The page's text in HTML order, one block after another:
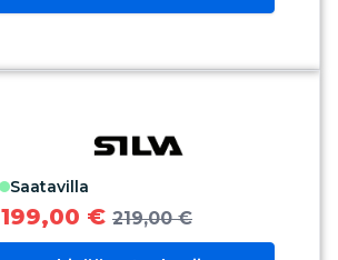
saatavilla
199,00 € 219,00 €